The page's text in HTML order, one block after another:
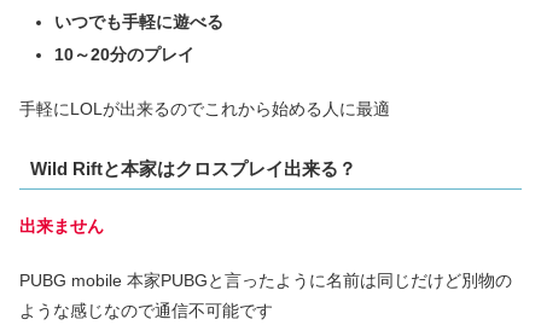
いつでも手軽に遊べる
10～20分のプレイ
手軽にLOLが出来るのでこれから始める人に最適
Wild Riftと本家はクロスプレイ出来る？
出来ません
PUBG mobile 本家PUBGと言ったように名前は同じだけど別物の
ような感じなので通信不可能です